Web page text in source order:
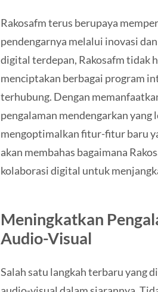
Rakosafm terus berupaya
pendengarnya melalui inovasi
digital terdepan, Rakosafm tidak
menciptakan berbagai program
terhubung. Dengan
pengalaman mendengarkan
mengoptimalkan fitur-fitur baru
akan membahas bagaimana
kolaborasi digital untuk
Meningkatkan
Audio-Visual
Salah satu langkah terbaru yang